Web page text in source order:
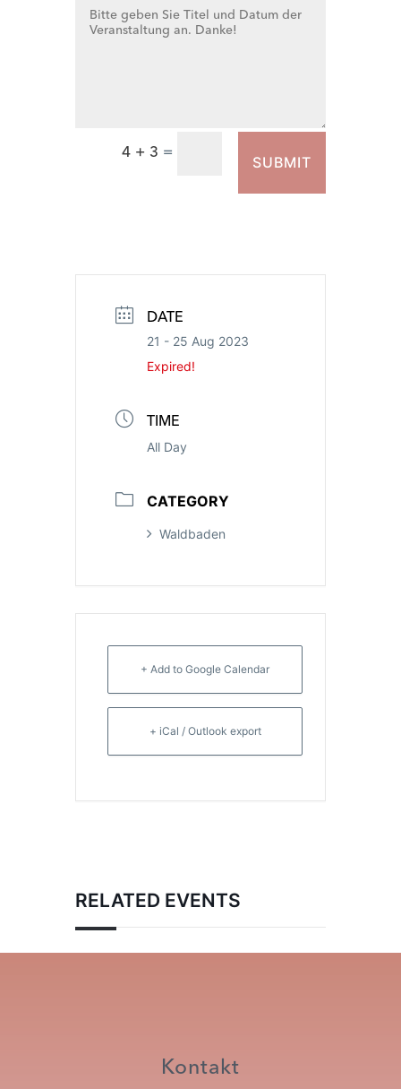
4 + 3 =
SUBMIT
DATE
21 - 25 Aug 2023
Expired!
TIME
All Day
CATEGORY
Waldbaden
+ Add to Google Calendar
+ iCal / Outlook export
RELATED EVENTS
Kontakt